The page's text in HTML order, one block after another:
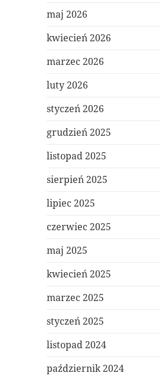
maj 2026
kwiecień 2026
marzec 2026
luty 2026
styczeń 2026
grudzień 2025
listopad 2025
sierpień 2025
lipiec 2025
czerwiec 2025
maj 2025
kwiecień 2025
marzec 2025
styczeń 2025
listopad 2024
październik 2024